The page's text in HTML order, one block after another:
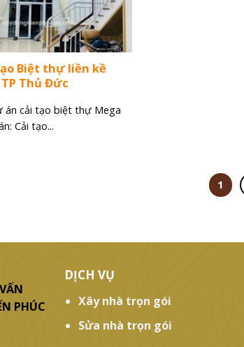
Biệt thự liền kề
Thủ Đức
án cải tạo biệt thự Mega
Cải tạo...
1
PHÚC
DỊCH VỤ
Xây nhà trọn gói
Sửa nhà trọn gói